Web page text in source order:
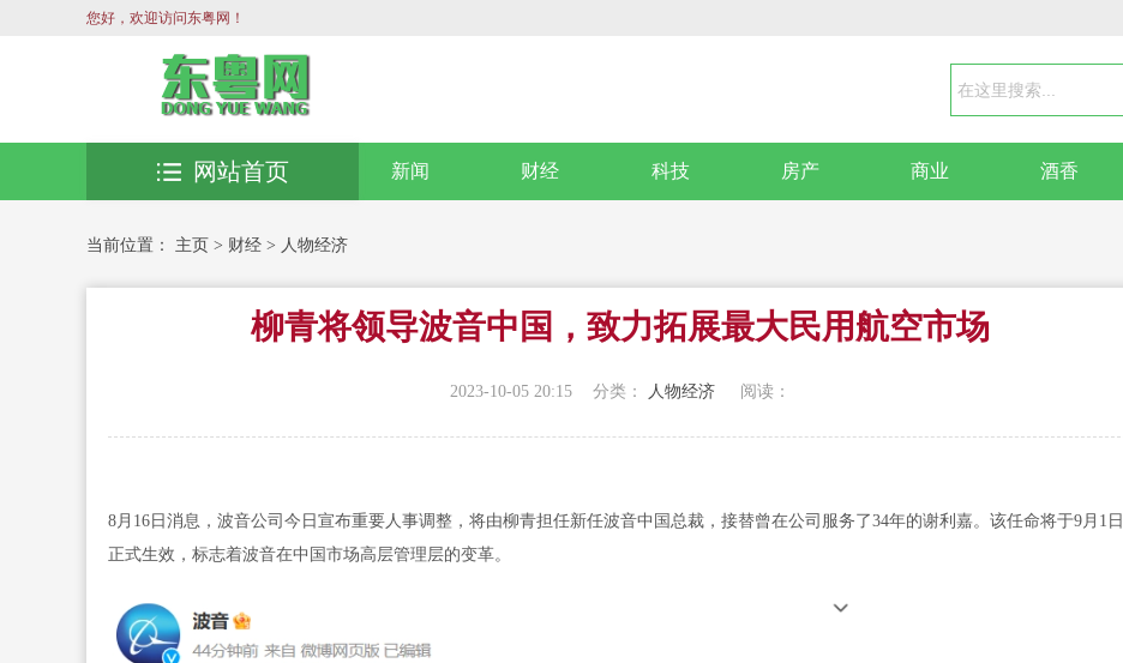
您好，欢迎访问东粤网！
新闻 财经 科技 房产 商业 酒香
网站首页
当前位置： 主页 > 财经 > 人物经济
柳青将领导波音中国，致力拓展最大民用航空市场
2023-10-05 20:15 分类： 人物经济 阅读：
8月16日消息，波音公司今日宣布重要人事调整，将由柳青担任新任波音中国总裁，接替曾在公司服务了34年的谢利嘉。该任命将于9月1日
正式生效，标志着波音在中国市场高层管理层的变革。